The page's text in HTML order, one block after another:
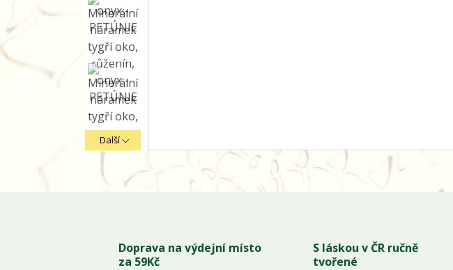
Další
Doprava na výdejní místo
za 59Kč
S láskou v ČR ručně
tvořené